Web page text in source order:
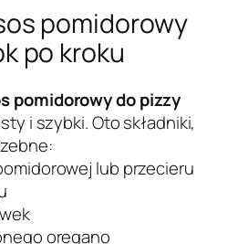
pomidorowy
po kroku
pomidorowy do pizzy
i szybki. Oto składniki,
lub przecieru
oregano